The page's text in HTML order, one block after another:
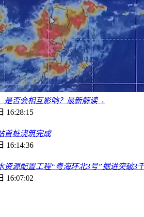
是否会相互影响？最新解读→
16:28:15
首桩浇筑完成
16:14:36
资源配置工程“粤海环北3号”掘进突破3
16:07:02